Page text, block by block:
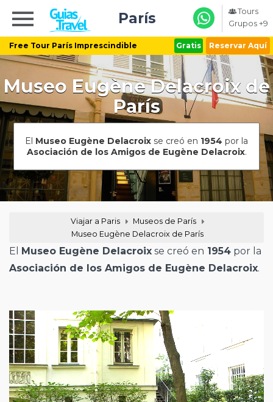
Free Tour París Imprescindible Gratis Reservar Aquí
París
Tours
Grupos +9
Museo Eugène Delacroix de
París
El Museo Eugène Delacroix se creó en 1954 por la
Asociación de los Amigos de Eugène Delacroix.
Viajar a Paris
Museos de París
Museo Eugène Delacroix de París
El Museo Eugène Delacroix se creó en 1954 por la
Asociación de los Amigos de Eugène Delacroix.